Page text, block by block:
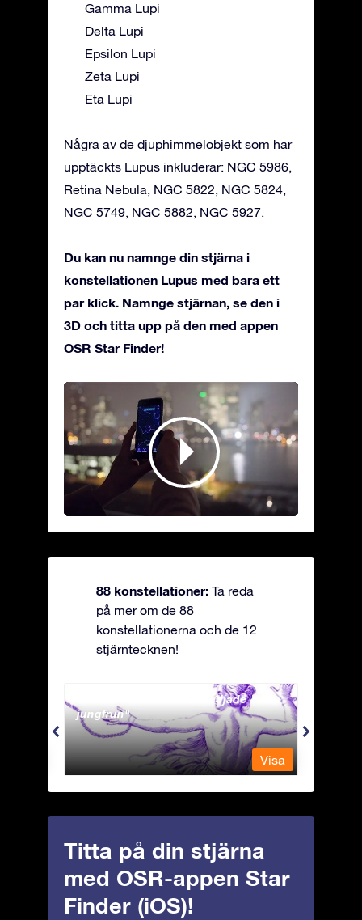
Gamma Lupi
Delta Lupi
Epsilon Lupi
Zeta Lupi
Eta Lupi
Några av de djuphimmelobjekt som har
upptäckts Lupus inkluderar: NGC 5986,
Retina Nebula, NGC 5822, NGC 5824,
NGC 5749, NGC 5882, NGC 5927.
Du kan nu namnge din stjärna i
konstellationen Lupus med bara ett
par klick. Namnge stjärnan, se den i
3D och titta upp på den med appen
OSR Star Finder!
88 konstellationer: Ta reda
på mer om de 88
konstellationerna och de 12
stjärntecknen!
Andromeda - Den fastkedjade
jungfrun
Visa
Titta på din stjärna
med OSR-appen Star
Finder (iOS)!